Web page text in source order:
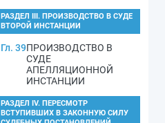
РАЗДЕЛ III. ПРОИЗВОДСТВО В СУДЕ
ВТОРОЙ ИНСТАНЦИИ
Гл. 39ПРОИЗВОДСТВО В
СУДЕ
АПЕЛЛЯЦИОННОЙ
ИНСТАНЦИИ
РАЗДЕЛ IV. ПЕРЕСМОТР
ВСТУПИВШИХ В ЗАКОННУЮ СИЛУ